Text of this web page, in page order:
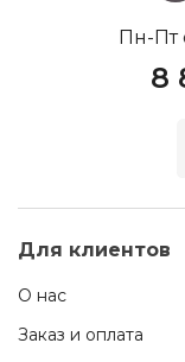
Пн-Пт
8
Для клиентов
О нас
Заказ и оплата